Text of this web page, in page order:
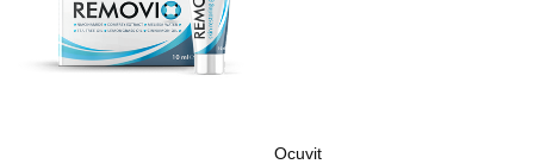
Ocuvit